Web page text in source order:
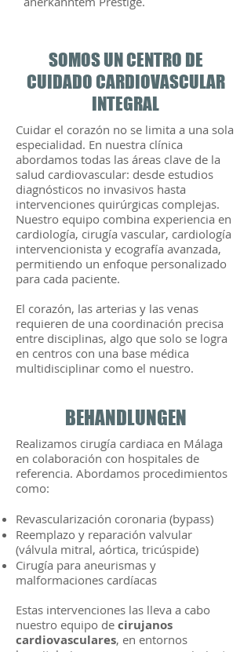
SOMOS UN CENTRO DE
CUIDADO CARDIOVASCULAR
INTEGRAL
Cuidar el corazón no se limita a una sola
especialidad. En nuestra clínica
abordamos todas las áreas clave de la
salud cardiovascular: desde estudios
diagnósticos no invasivos hasta
intervenciones quirúrgicas complejas.
Nuestro equipo combina experiencia en
cardiología, cirugía vascular, cardiología
intervencionista y ecografía avanzada,
permitiendo un enfoque personalizado
para cada paciente.
El corazón, las arterias y las venas
requieren de una coordinación precisa
entre disciplinas, algo que solo se logra
en centros con una base médica
multidisciplinar como el nuestro.
BEHANDLUNGEN
Realizamos cirugía cardiaca en Málaga
en colaboración con hospitales de
referencia. Abordamos procedimientos
como:
Revascularización coronaria (bypass)
Reemplazo y reparación valvular
(válvula mitral, aórtica, tricúspide)
Cirugía para aneurismas y
malformaciones cardíacas
Estas intervenciones las lleva a cabo
nuestro equipo de cirujanos
cardiovasculares, en entornos